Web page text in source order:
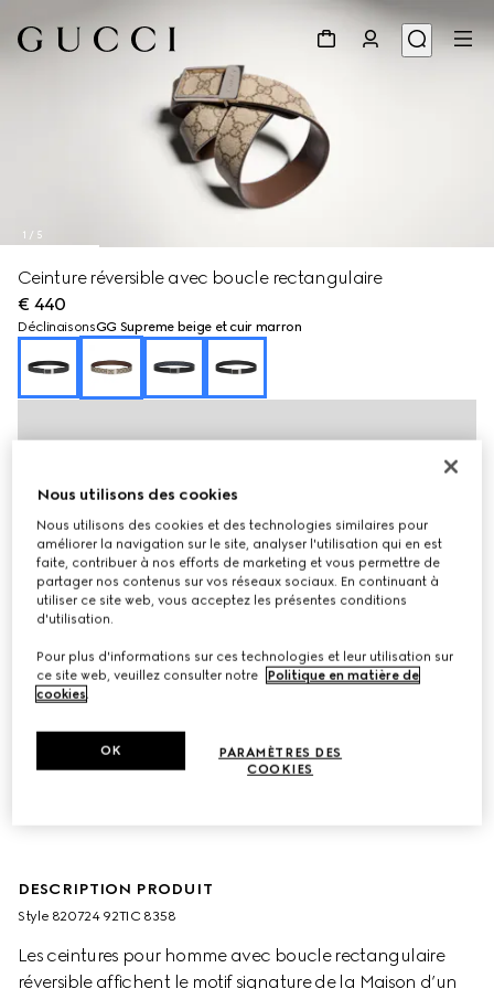
1 / 5
Ceinture réversible avec boucle rectangulaire
€ 440
DéclinaisonsGG Supreme beige et cuir marron
DESCRIPTION PRODUIT
Style ‎820724 92TIC 8358
Les ceintures pour homme avec boucle rectangulaire
réversible affichent le motif signature de la Maison d’un
Nous utilisons des cookies
Nous utilisons des cookies et des technologies similaires pour
améliorer la navigation sur le site, analyser l'utilisation qui en est
faite, contribuer à nos efforts de marketing et vous permettre de
partager nos contenus sur vos réseaux sociaux. En continuant à
utiliser ce site web, vous acceptez les présentes conditions
d'utilisation.
Pour plus d'informations sur ces technologies et leur utilisation sur
ce site web, veuillez consulter notre
Politique en matière de
cookies.
PARAMÈTRES DES
COOKIES
OK